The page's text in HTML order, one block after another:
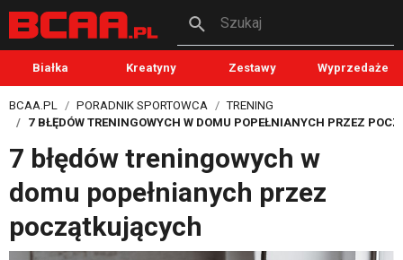
Szukaj
Białka Kreatyny Zestawy Wyprzedaże
BCAA.PL PORADNIK SPORTOWCA
TRENING
7 BŁĘDÓW TRENINGOWYCH W DOMU POPEŁNIANYCH PRZEZ
7 błędów treningowych w
domu popełnianych przez
początkujących